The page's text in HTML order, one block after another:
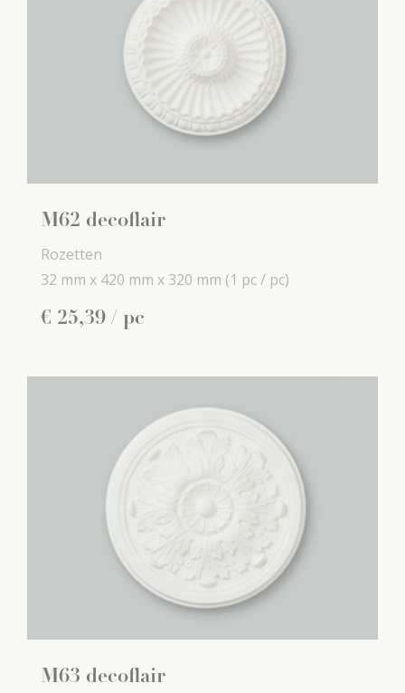
M62 decoflair
Rozetten
32 mm x 420 mm x 320 mm (1 pc / pc)
€ 25,39 / pc
M63 decoflair